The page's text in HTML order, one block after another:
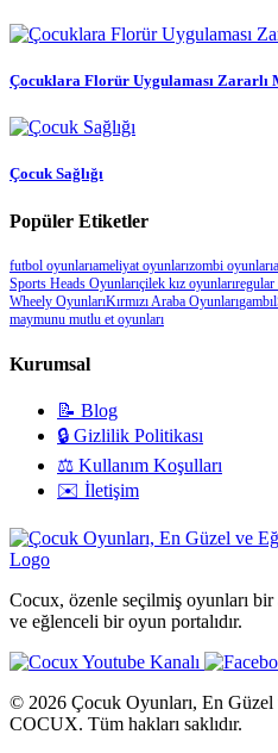
Çocuklara Florür Uygulaması Zararlı
Çocuk Sağlığı
Popüler Etiketler
futbol oyunlarıameliyat oyunlarızombi oyunları
Sports Heads Oyunlarıçilek kız oyunları
Wheely OyunlarıKırmızı Araba Oyunlarıgambıl
maymunu mutlu et oyunları
Kurumsal
📝 Blog
🔒 Gizlilik Politikası
⚖️ Kullanım Koşulları
✉️ İletişim
Cocux, özenle seçilmiş oyunları
ve eğlenceli bir oyun portalıdır.
© 2026 Çocuk Oyunları, En
COCUX. Tüm hakları saklıdır.